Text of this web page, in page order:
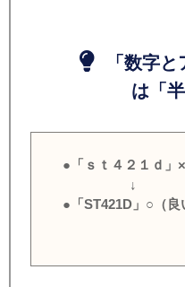
「数字と
は「半
●「ｓｔ４２１ｄ」×
↓
●「ST421D」○（良